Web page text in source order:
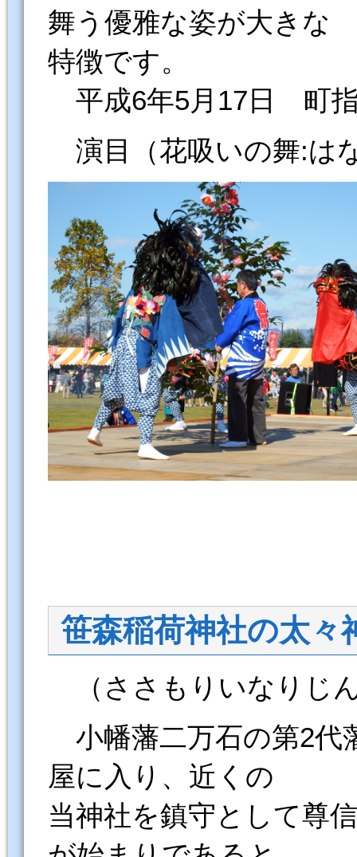
舞う優雅な姿が大きな
特徴です。
平成6年5月17日 町指
演目（花吸いの舞:は
笹森稲荷神社の太々
（ささもりいなりじ
小幡藩二万石の第2代
屋に入り、近くの
当神社を鎮守として尊